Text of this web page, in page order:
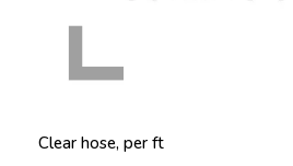
Clear hose, per ft